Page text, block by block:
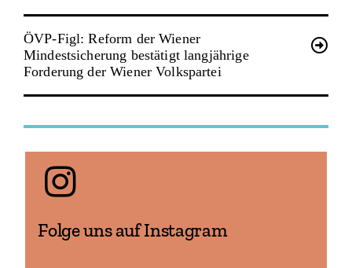
ÖVP-Figl: Reform der Wiener
Mindestsicherung bestätigt langjährige
Forderung der Wiener Volkspartei
Folge uns auf Instagram